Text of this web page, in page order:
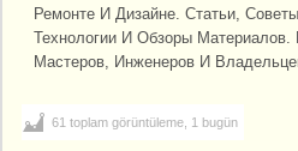
Ремонте И Дизайне. Статьи,
Технологии И Обзоры
Мастеров, Инженеров И
61 toplam görüntüleme, 1 bugün